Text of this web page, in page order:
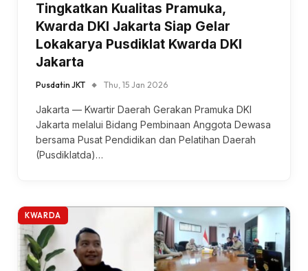
Tingkatkan Kualitas Pramuka,
Kwarda DKI Jakarta Siap Gelar
Lokakarya Pusdiklat Kwarda DKI
Jakarta
Pusdatin JKT Thu, 15 Jan 2026
Jakarta — Kwartir Daerah Gerakan Pramuka DKI
Jakarta melalui Bidang Pembinaan Anggota Dewasa
bersama Pusat Pendidikan dan Pelatihan Daerah
(Pusdiklatda)…
KWARDA